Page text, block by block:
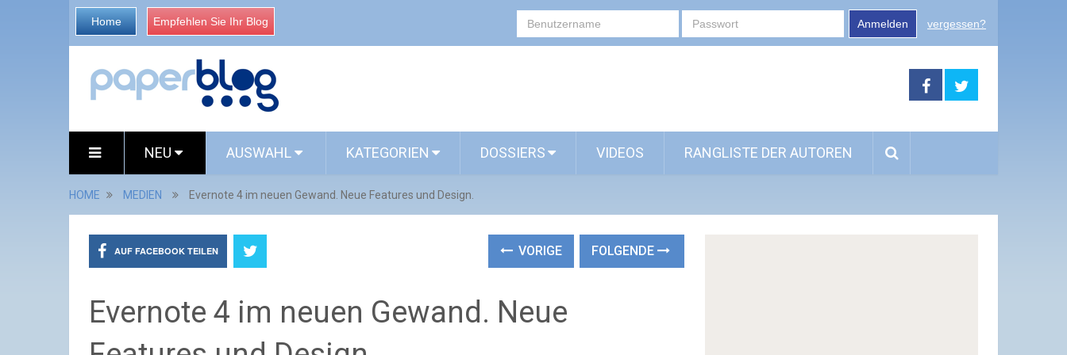
Home Empfehlen Sie Ihr Blog Anmelden vergessen?
NEU AUSWAHL KATEGORIEN DOSSIERS VIDEOS RANGLISTE DER AUTOREN
HOME MEDIEN Evernote 4 im neuen Gewand. Neue Features und Design.
AUF FACEBOOK TEILEN VORIGE FOLGENDE
Evernote 4 im neuen Gewand. Neue